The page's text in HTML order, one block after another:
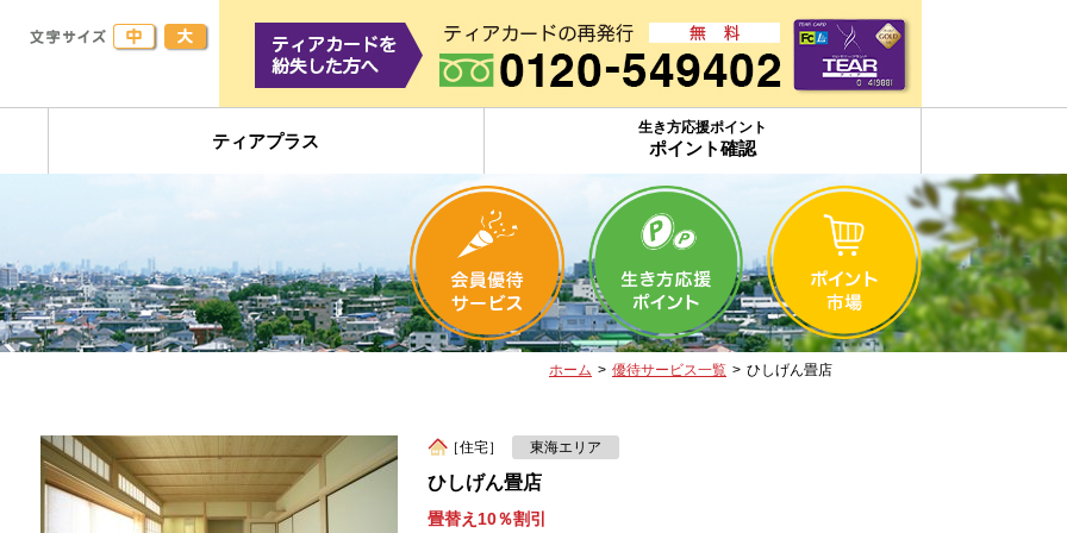
ティアプラス
生き方応援ポイント
ポイント確認
ホーム > 優待サービス一覧 > ひしげん畳店
［住宅］ 東海エリア
ひしげん畳店
畳替え10％割引